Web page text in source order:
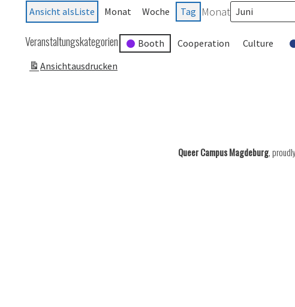
Ansicht alsListe Monat Woche Tag Monat
Veranstaltungskategorien Booth Cooperation Culture
Ansichtausdrucken
Queer Campus Magdeburg,